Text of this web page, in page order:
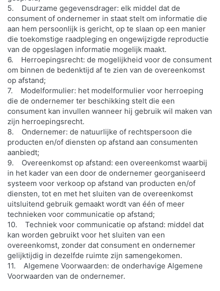
5. Duurzame gegevensdrager: elk middel dat de
consument of ondernemer in staat stelt om informatie die
aan hem persoonlijk is gericht, op te slaan op een manier
die toekomstige raadpleging en ongewijzigde reproductie
van de opgeslagen informatie mogelijk maakt.
6. Herroepingsrecht: de mogelijkheid voor de consument
om binnen de bedenktijd af te zien van de overeenkomst
op afstand;
7. Modelformulier: het modelformulier voor herroeping
die de ondernemer ter beschikking stelt die een
consument kan invullen wanneer hij gebruik wil maken van
zijn herroepingsrecht.
8. Ondernemer: de natuurlijke of rechtspersoon die
producten en/of diensten op afstand aan consumenten
aanbiedt;
9. Overeenkomst op afstand: een overeenkomst waarbij
in het kader van een door de ondernemer georganiseerd
systeem voor verkoop op afstand van producten en/of
diensten, tot en met het sluiten van de overeenkomst
uitsluitend gebruik gemaakt wordt van één of meer
technieken voor communicatie op afstand;
10. Techniek voor communicatie op afstand: middel dat
kan worden gebruikt voor het sluiten van een
overeenkomst, zonder dat consument en ondernemer
gelijktijdig in dezelfde ruimte zijn samengekomen.
11. Algemene Voorwaarden: de onderhavige Algemene
Voorwaarden van de ondernemer.